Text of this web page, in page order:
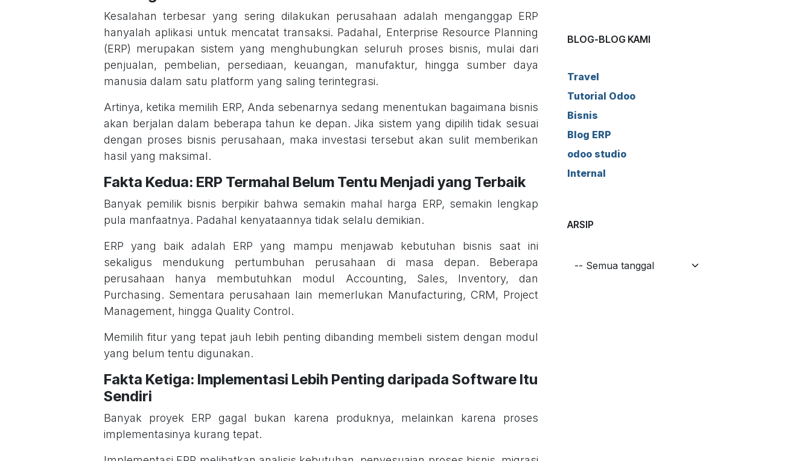
Kesalahan terbesar yang sering dilakukan perusahaan adalah menganggap ERP
hanyalah aplikasi untuk mencatat transaksi. Padahal, Enterprise Resource Planning
(ERP) merupakan sistem yang menghubungkan seluruh proses bisnis, mulai dari
penjualan, pembelian, persediaan, keuangan, manufaktur, hingga sumber daya
manusia dalam satu platform yang saling terintegrasi.
Artinya, ketika memilih ERP, Anda sebenarnya sedang menentukan bagaimana bisnis
akan berjalan dalam beberapa tahun ke depan. Jika sistem yang dipilih tidak sesuai
dengan proses bisnis perusahaan, maka investasi tersebut akan sulit memberikan
hasil yang maksimal.
Fakta Kedua: ERP Termahal Belum Tentu Menjadi yang Terbaik
Banyak pemilik bisnis berpikir bahwa semakin mahal harga ERP, semakin lengkap
pula manfaatnya. Padahal kenyataannya tidak selalu demikian.
ERP yang baik adalah ERP yang mampu menjawab kebutuhan bisnis saat ini
sekaligus mendukung pertumbuhan perusahaan di masa depan. Beberapa
perusahaan hanya membutuhkan modul Accounting, Sales, Inventory, dan
Purchasing. Sementara perusahaan lain memerlukan Manufacturing, CRM, Project
Management, hingga Quality Control.
Memilih fitur yang tepat jauh lebih penting dibanding membeli sistem dengan modul
yang belum tentu digunakan.
Fakta Ketiga: Implementasi Lebih Penting daripada Software Itu
Sendiri
Banyak proyek ERP gagal bukan karena produknya, melainkan karena proses
implementasinya kurang tepat.
BLOG-BLOG KAMI
Travel
Tutorial Odoo
Bisnis
Blog ERP
odoo studio
Internal
ARSIP